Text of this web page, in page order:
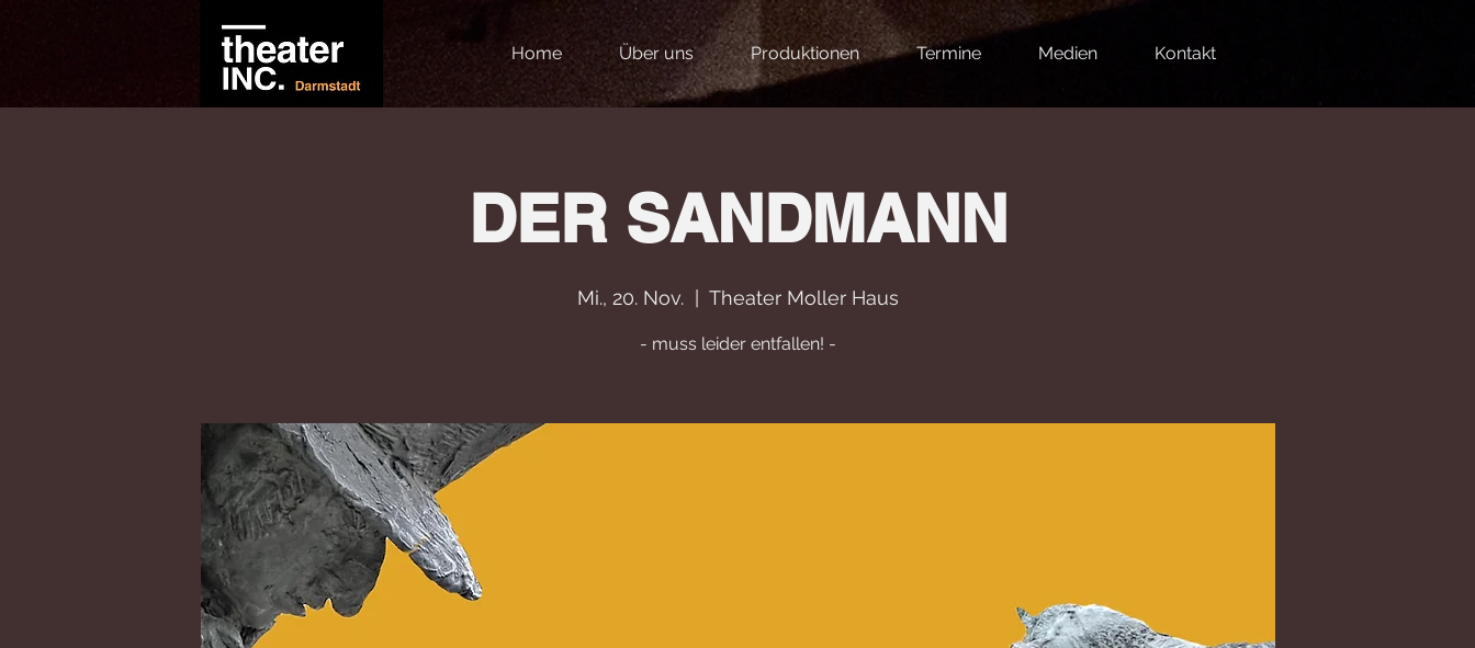
Home Über uns Produktionen Termine Medien Kontakt
DER SANDMANN
Mi., 20. Nov.
  |
Theater Moller Haus
- muss leider entfallen! -